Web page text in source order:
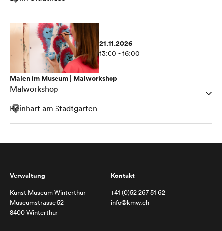
21.11.2026
13:00 - 16:00
Malen im Museum | Malworkshop
Malworkshop
Reinhart am Stadtgarten
Verwaltung
Kunst Museum Winterthur
Museumstrasse 52
8400 Winterthur
Kontakt
+41 (0)52 267 51 62
info@kmw.ch